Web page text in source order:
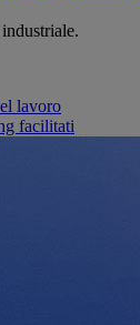
lavoro
facilitati